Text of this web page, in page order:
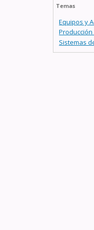
Temas
Equipos y
Producción
Sistemas